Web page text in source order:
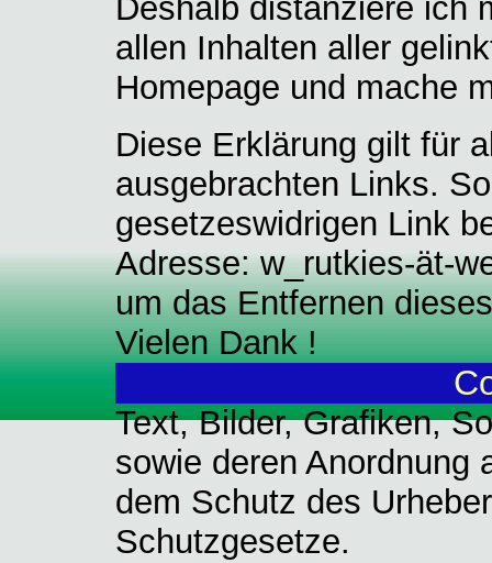
Deshalb distanziere ich
allen Inhalten aller
Homepage und mache
Diese Erklärung gilt für
ausgebrachten Links.
gesetzeswidrigen Link
Adresse: w_rutkies-ät-
um das Entfernen
Vielen Dank !
Text, Bilder, Grafiken,
sowie deren Anordnung
dem Schutz des
Schutzgesetze.